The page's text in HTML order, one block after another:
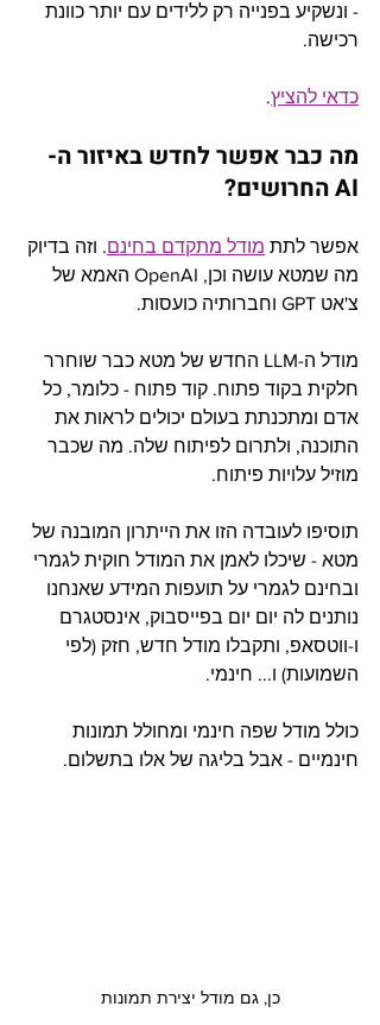
- ונשקיע בפנייה רק ללידים עם יותר כוונת
רכישה.
כדאי להציץ.
מה כבר אפשר לחדש באיזור ה-
AI החרושים?
אפשר לתת מודל מתקדם בחינם. וזה בדיוק
מה שמטא עושה וכן, OpenAI האמא של
צ'אט GPT וחברותיה כועסות.
מודל ה-LLM החדש של מטא כבר שוחרר
חלקית בקוד פתוח. קוד פתוח - כלומר, כל
אדם ומתכנתת בעולם יכולים לראות את
התוכנה, ולתרום לפיתוח שלה. מה שכבר
מוזיל עלויות פיתוח.
תוסיפו לעובדה הזו את הייתרון המובנה של
מטא - שיכלו לאמן את המודל חוקית לגמרי
ובחינם לגמרי על תועפות המידע שאנחנו
נותנים לה יום יום בפייסבוק, אינסטגרם
ו-ווטסאפ, ותקבלו מודל חדש, חזק (לפי
השמועות) ו... חינמי.
כולל מודל שפה חינמי ומחולל תמונות
חינמיים - אבל בליגה של אלו בתשלום.
כן, גם מודל יצירת תמונות